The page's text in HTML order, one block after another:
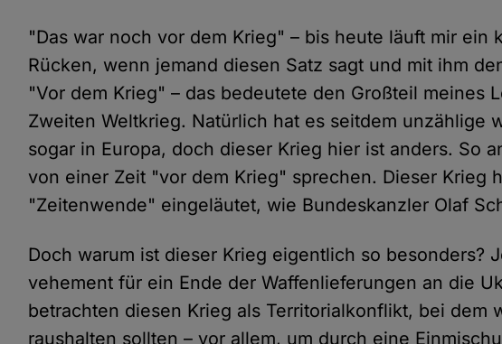
"Das war noch vor dem Krieg" – bis heute läuft mir ein
Rücken, wenn jemand diesen Satz sagt und mit ihm
"Vor dem Krieg" – das bedeutete den Großteil meines
Zweiten Weltkrieg. Natürlich hat es seitdem unzählige
sogar in Europa, doch dieser Krieg hier ist anders. So
von einer Zeit "vor dem Krieg" sprechen. Dieser Krieg
"Zeitenwende" eingeläutet, wie Bundeskanzler Olaf
Doch warum ist dieser Krieg eigentlich so besonders?
vehement für ein Ende der Waffenlieferungen an die
betrachten diesen Krieg als Territorialkonflikt, bei dem
raushalten sollten – vor allem, um durch eine